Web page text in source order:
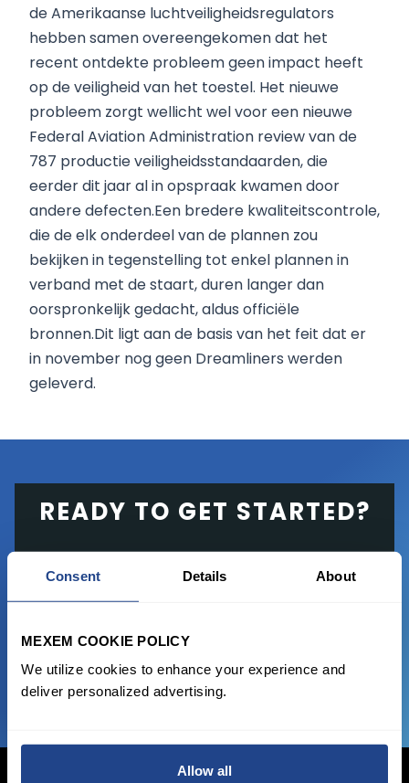
Consent Details About
MEXEM COOKIE POLICY
We utilize cookies to enhance your experience and
deliver personalized advertising.
Allow all
de Amerikaanse luchtveiligheidsregulators
hebben samen overeengekomen dat het
recent ontdekte probleem geen impact heeft
op de veiligheid van het toestel. Het nieuwe
probleem zorgt wellicht wel voor een nieuwe
Federal Aviation Administration review van de
787 productie veiligheidsstandaarden, die
eerder dit jaar al in opspraak kwamen door
andere defecten.Een bredere kwaliteitscontrole,
die de elk onderdeel van de plannen zou
bekijken in tegenstelling tot enkel plannen in
verband met de staart, duren langer dan
oorspronkelijk gedacht, aldus officiële
bronnen.Dit ligt aan de basis van het feit dat er
in november nog geen Dreamliners werden
geleverd.
READY TO GET STARTED?
state of the art platform to free tool and
favorable transaction fees.
JOIN US NOW